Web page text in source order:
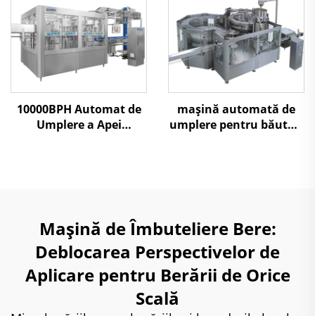
10000BPH Automat de
Umplere a Apei
mașină automată de
umplere pentru băuturi
Mașină de Îmbuteliere Bere:
Deblocarea Perspectivelor de
Aplicare pentru Berării de Orice
Scală